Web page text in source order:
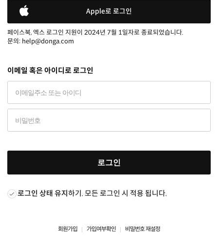
Apple로 로그인
페이스북, 엑스 로그인 지원이 2024년 7월 1일자로 종료되었습니다.
문의: help@donga.com
이메일 혹은 아이디로 로그인
로그인
로그인 상태 유지하기. 모든 로그인 시 적용 됩니다.
회원가입 가입여부확인 비밀번호 재설정